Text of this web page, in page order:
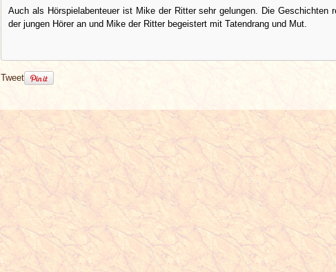
Auch als Hörspielabenteuer ist Mike der Ritter sehr gelungen. Die Geschichten
der jungen Hörer an und Mike der Ritter begeistert mit Tatendrang und Mut.
Tweet